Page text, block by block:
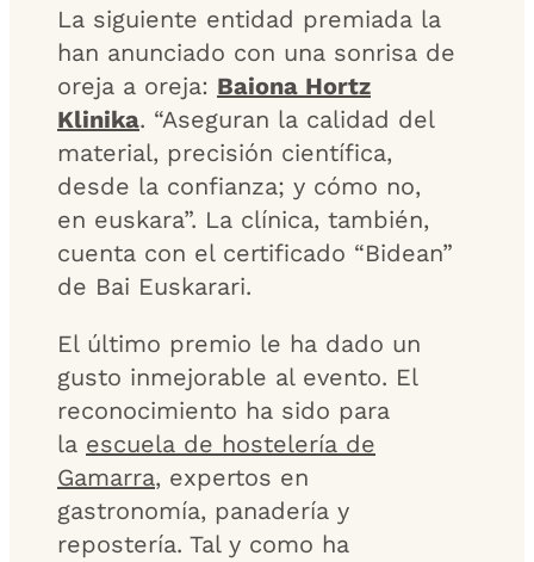
La siguiente entidad premiada la
han anunciado con una sonrisa de
oreja a oreja: Baiona Hortz
Klinika. “Aseguran la calidad del
material, precisión científica,
desde la confianza; y cómo no,
en euskara”. La clínica, también,
cuenta con el certificado “Bidean”
de Bai Euskarari.
El último premio le ha dado un
gusto inmejorable al evento. El
reconocimiento ha sido para
la escuela de hostelería de
Gamarra, expertos en
gastronomía, panadería y
repostería. Tal y como ha